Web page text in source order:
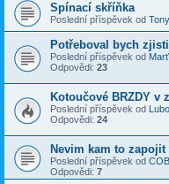
Spínací skříňka
Poslední příspěvek od
Potřeboval bych
Poslední příspěvek od
Odpovědi: 23
Kotoučové BRZDY v
Poslední příspěvek od
Odpovědi: 24
Nevim kam to zapojit
Poslední příspěvek od
Odpovědi: 7